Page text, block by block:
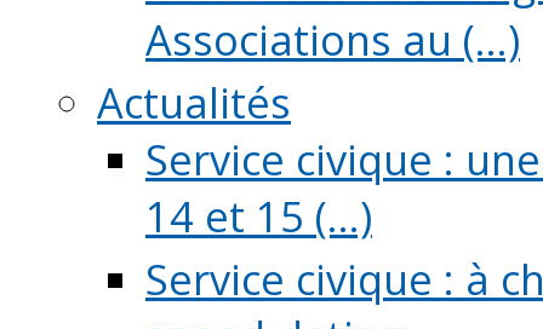
Associations au (...)
Actualités
Service civique :
14 et 15 (...)
Service civique : à